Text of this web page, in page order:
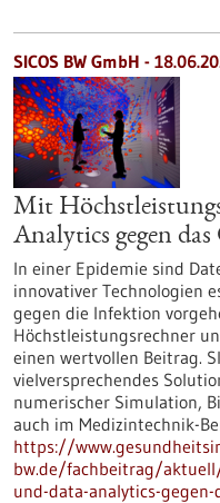
SICOS BW GmbH -
Mit
Analytics gegen
In einer Epidemie sind
innovativer Technologien
gegen die Infektion
Höchstleistungsrechner
einen wertvollen Beitrag.
vielversprechendes
numerischer Simulation,
auch im Medizintechnik-
https://
bw.de/fachbeitrag/
und-data-analytics-gegen-